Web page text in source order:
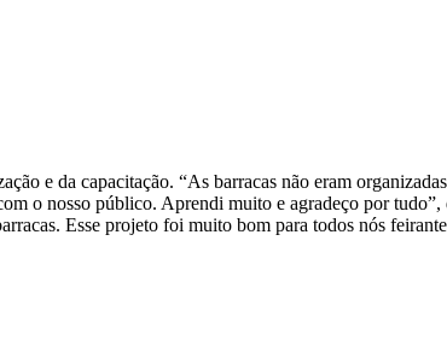
e da capacitação. “As barracas não eram
o nosso público. Aprendi muito e agradeço por
Esse projeto foi muito bom para todos nós